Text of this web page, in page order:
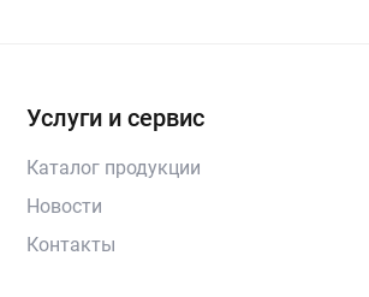
Услуги и сервис
Каталог продукции
Новости
Контакты